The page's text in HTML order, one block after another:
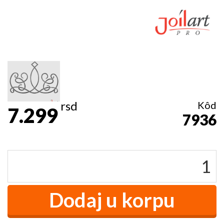
7.299rsd Kôd
7936